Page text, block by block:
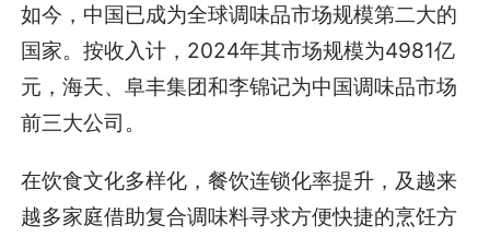
如今，中国已成为全球调味品市场规模第二大的
国家。按收入计，2024年其市场规模为4981亿
元，海天、阜丰集团和李锦记为中国调味品市场
前三大公司。
在饮食文化多样化，餐饮连锁化率提升，及越来
越多家庭借助复合调味料寻求方便快捷的烹饪方